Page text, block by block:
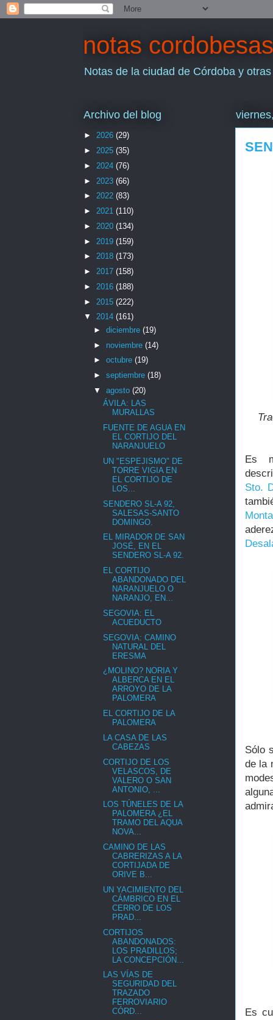
notas cordobesas
Notas de la ciudad de Córdoba y
Es
Sto.
Sólo
de la
Es
Archivo del blog
► 2026 (29)
► 2025 (35)
► 2024 (76)
► 2023 (66)
► 2022 (83)
► 2021 (110)
► 2020 (134)
► 2019 (159)
► 2018 (173)
► 2017 (158)
► 2016 (188)
► 2015 (222)
▼ 2014 (161)
► diciembre (19)
► noviembre (14)
► octubre (19)
► septiembre (18)
▼ agosto (20)
ÁVILA: LAS
MURALLAS
FUENTE DE AGUA EN
EL CORTIJO DEL
NARANJUELO
UN "ESPEJISMO" DE
TORRE VIGIA EN
EL CORTIJO DE
LOS...
SENDERO SL-A 92,
SALESAS-SANTO
DOMINGO.
EL MIRADOR DE SAN
JOSÉ, EN EL
SENDERO SL-A 92.
EL CORTIJO
ABANDONADO DEL
NARANJUELO O
NARANJO, EN...
SEGOVIA: EL
ACUEDUCTO
SEGOVIA: CAMINO
NATURAL DEL
ERESMA
¿MOLINO? NORIA Y
ALBERCA EN EL
ARROYO DE LA
PALOMERA
EL CORTIJO DE LA
PALOMERA
LA CASA DE LAS
CABEZAS
CORTIJO DE LOS
VELASCOS, DE
VALERO O SAN
ANTONIO, ...
LOS TÚNELES DE LA
PALOMERA ¿EL
TRAMO DEL AQUA
NOVA...
CAMINO DE LAS
CABRERIZAS A LA
CORTIJADA DE
ORIVE B...
UN YACIMIENTO DEL
CÁMBRICO EN EL
CERRO DE LOS
PRAD...
CORTIJOS
ABANDONADOS:
LOS PRADILLOS;
LA CONCEPCIÓN...
LAS VÍAS DE
SEGURIDAD DEL
TRAZADO
FERROVIARIO
CÓRD...